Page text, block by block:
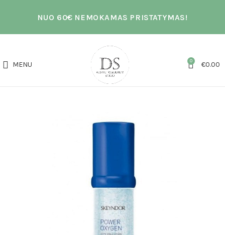
NUO 60€ NEMOKAMAS PRISTATYMAS!
MENU 0 €0.00